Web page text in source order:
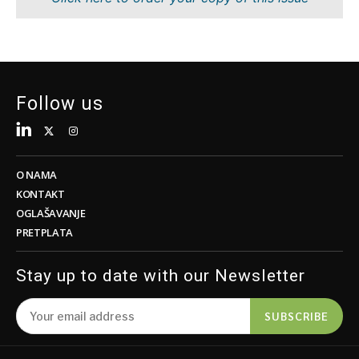
Održivost
Tehnologija
Telekom
Transport
Trgovina
Insights
Intervju
Analiza
Održivost
Turizam
Trgovina
Insights
Intervju
Mišljenje
Svet
Analiza
Discover
Follow us
O NAMA
KONTAKT
OGLAŠAVANJE
PRETPLATA
Stay up to date with our Newsletter
SUBSCRIBE